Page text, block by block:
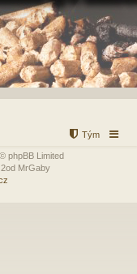
Tým
phpBB Limited
MrGaby